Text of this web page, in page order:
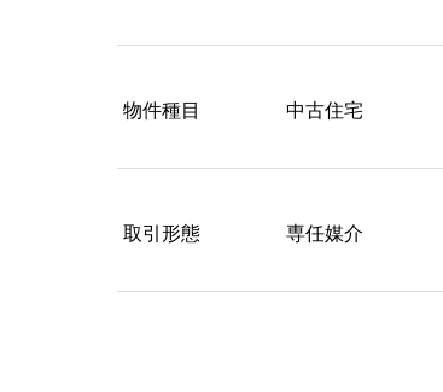
物件種目 中古住宅
取引形態 専任媒介